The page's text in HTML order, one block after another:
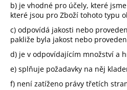
b) je vhodné pro účely, které
které jsou pro Zboží tohoto typu
c) odpovídá jakosti nebo
pakliže byla jakost nebo
d) je v odpovídajícím množství a
e) splňuje požadavky na něj
f) není zatíženo právy třetích